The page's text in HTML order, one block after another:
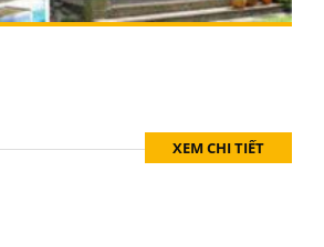
XEM CHI TIẾT